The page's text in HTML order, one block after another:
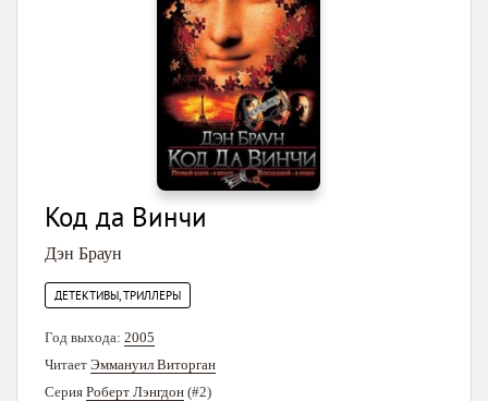
Код да Винчи
Дэн Браун
ДЕТЕКТИВЫ, ТРИЛЛЕРЫ
Год выхода: 2005
Читает Эммануил Виторган
Серия Роберт Лэнгдон (#2)